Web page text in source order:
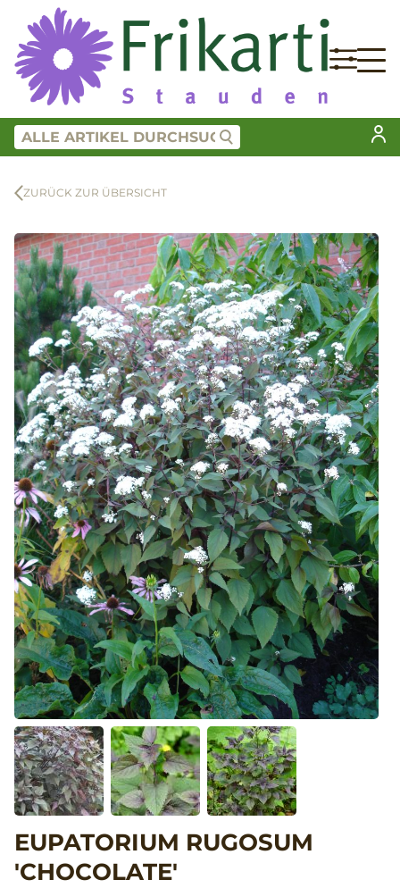
ZURÜCK ZUR ÜBERSICHT
EUPATORIUM RUGOSUM
'CHOCOLATE'